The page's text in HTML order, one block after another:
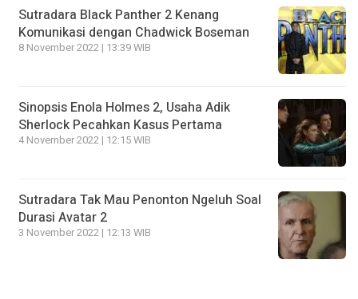
Sutradara Black Panther 2 Kenang
Komunikasi dengan Chadwick Boseman
8 November 2022 | 13:39 WIB
Sinopsis Enola Holmes 2, Usaha Adik
Sherlock Pecahkan Kasus Pertama
4 November 2022 | 12:15 WIB
Sutradara Tak Mau Penonton Ngeluh Soal
Durasi Avatar 2
3 November 2022 | 12:13 WIB